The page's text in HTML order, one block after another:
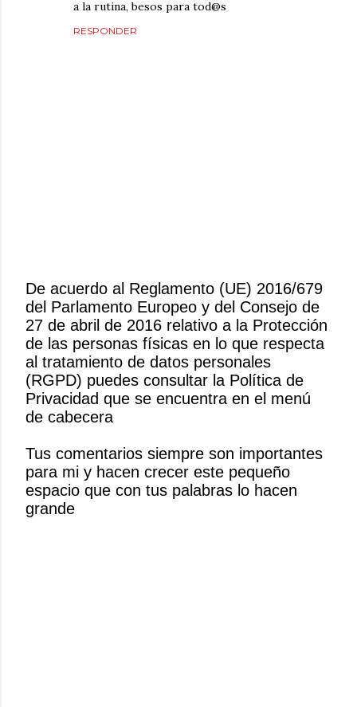
a la rutina, besos para tod@s
RESPONDER
P
u
b
l
i
c
a
u
n
c
o
De acuerdo al Reglamento (UE) 2016/679
del Parlamento Europeo y del Consejo de
27 de abril de 2016 relativo a la Protección
de las personas físicas en lo que respecta
al tratamiento de datos personales
(RGPD) puedes consultar la Política de
Privacidad que se encuentra en el menú
de cabecera
Tus comentarios siempre son importantes
para mi y hacen crecer este pequeño
espacio que con tus palabras lo hacen
grande